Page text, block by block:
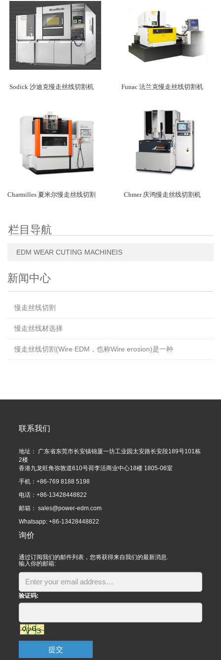
Sodick 沙迪克慢走丝线切割机 Funac 法兰克慢走丝线切割机
Charmilles 夏米尔慢走丝线切割 Chmer 庆鸿慢走丝线切割机
栏目导航
EDM WEAR CUTING MACHINEIS
新闻中心
慢走丝线切割
慢走丝线材选择
慢走丝线切割(Wire EDM，也称Wire erosion)是一种
联系我们
地址： 广东省东莞市长安镇锦厦一坊工业园太安路长安段189号101栋
2楼
香港九龙旺角弥敦道610号荷李活商业中心18楼 1805-06室
手机：+86-769 8188 5198
电话：+86-13428448822
邮箱： sales@power-edm.com
Whatsapp: +86-13428448822
询价
通过订阅我们的邮件列表，您将获得来自我们的最新消息.
输入你的邮箱:
验证码:
提交